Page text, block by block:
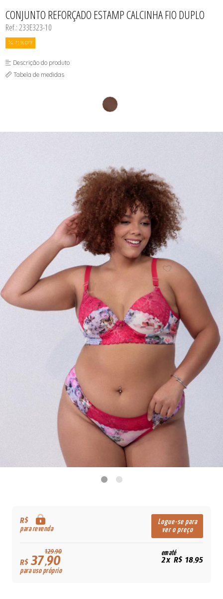
CONJUNTO REFORÇADO ESTAMP CALCINHA FIO DUPLO
Ref.: 233E323-10
71 % OFF
Descrição do produto
Tabela de medidas
R$
para revenda
Logue-se para
ver o preço
129,90
R$37,90
para uso próprio
em até
2x R$ 18,95